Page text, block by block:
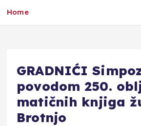
Home
GRADNIĆI
povodom 250.
matičnih knjiga
Brotnjo